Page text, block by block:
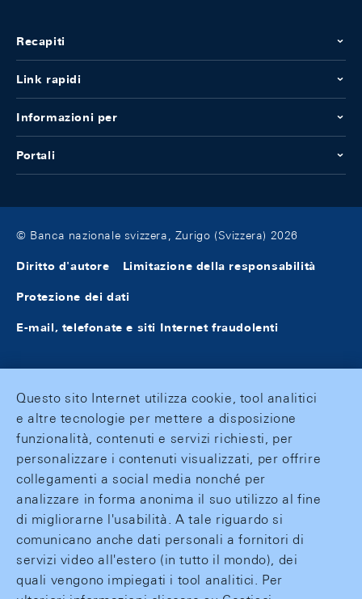
Recapiti
Link rapidi
Informazioni per
Portali
© Banca nazionale svizzera, Zurigo (Svizzera) 2026
Diritto d'autore Limitazione della responsabilità
Protezione dei dati
E-mail, telefonate e siti Internet fraudolenti
Questo sito Internet utilizza cookie, tool analitici
e altre tecnologie per mettere a disposizione
funzionalità, contenuti e servizi richiesti, per
personalizzare i contenuti visualizzati, per offrire
collegamenti a social media nonché per
analizzare in forma anonima il suo utilizzo al fine
di migliorarne l'usabilità. A tale riguardo si
comunicano anche dati personali a fornitori di
servizi video all'estero (in tutto il mondo), dei
quali vengono impiegati i tool analitici. Per